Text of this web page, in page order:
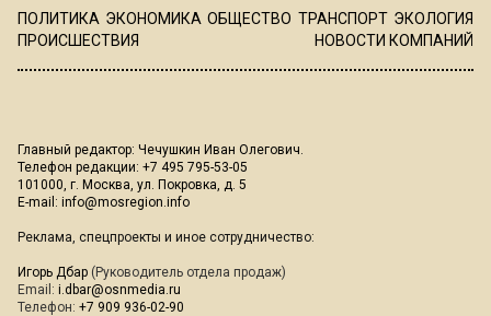
ПОЛИТИКА ЭКОНОМИКА ОБЩЕСТВО ТРАНСПОРТ ЭКОЛОГИЯ
ПРОИСШЕСТВИЯ
НОВОСТИ КОМПАНИЙ
Главный редактор: Чечушкин Иван Олегович.
Телефон редакции: +7 495 795-53-05
101000, г. Москва, ул. Покровка, д. 5
E-mail: info@mosregion.info
Реклама, спецпроекты и иное сотрудничество:
Игорь Дбар (Руководитель отдела продаж)
Email: i.dbar@osnmedia.ru
Телефон: +7 909 936-02-90